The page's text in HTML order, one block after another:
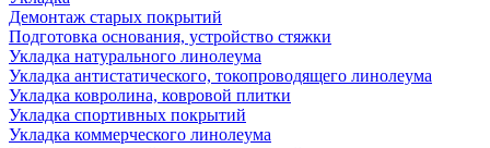
Демонтаж старых покрытий
Подготовка основания, устройство стяжки
Укладка натурального линолеума
Укладка антистатического, токопроводящего линолеума
Укладка ковролина, ковровой плитки
Укладка спортивных покрытий
Укладка коммерческого линолеума